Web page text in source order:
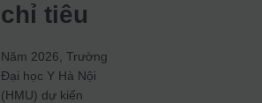
chỉ tiêu
Năm 2026, Trường
Đại học Y Hà Nội
(HMU) dự kiến